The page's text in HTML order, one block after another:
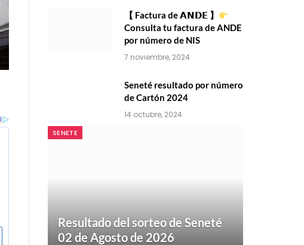
【 Factura de 𝗔𝗡𝗗𝗘 】
Consulta tu factura de ANDE
por número de NIS
7 noviembre, 2024
Seneté resultado por número
de Cartón 2024
14 octubre, 2024
SENETE
Resultado del sorteo de Seneté
02 de Agosto de 2026